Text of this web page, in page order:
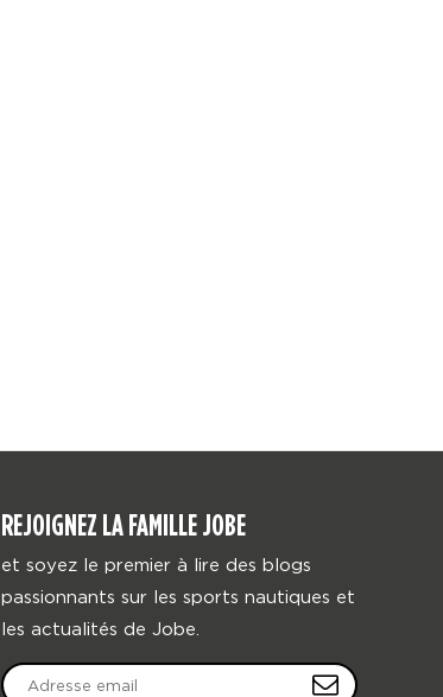
REJOIGNEZ LA FAMILLE JOBE
et soyez le premier à lire des blogs
passionnants sur les sports nautiques et
les actualités de Jobe.